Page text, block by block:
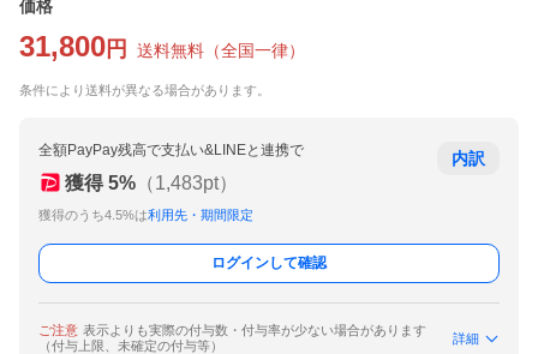
価格
31,800 円 送料無料 （全国一律）
条件により送料が異なる場合があります。
全額PayPay残高で支払い&LINEと連携で
獲得 5% （1,483pt）
獲得のうち4.5%は利用先・期間限定
内訳
ログインして確認
ご注意 表示よりも実際の付与数・付与率が少ない場合があります
（付与上限、未確定の付与等）
詳細